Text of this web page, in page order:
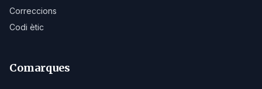
Correccions
Codi ètic
Comarques